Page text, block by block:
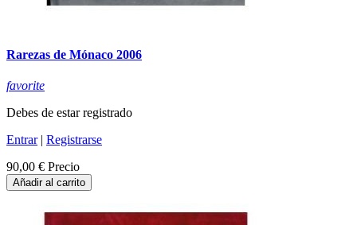
Rarezas de Mónaco 2006
favorite
Debes de estar registrado
Entrar| Registrarse
90,00 € Precio
Añadir al carrito